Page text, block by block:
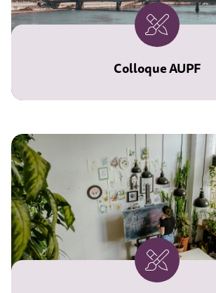
Colloque AUPF
l'Université Populaire du
l'AUPF.
Cet espace est réservé
aux membres de
inscrire